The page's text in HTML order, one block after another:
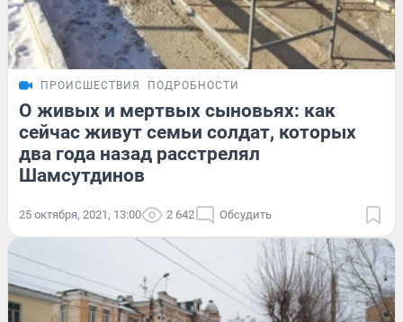
ПРОИСШЕСТВИЯ ПОДРОБНОСТИ
О живых и мертвых сыновьях: как
сейчас живут семьи солдат, которых
два года назад расстрелял
Шамсутдинов
25 октября, 2021, 13:00 2 642 Обсудить